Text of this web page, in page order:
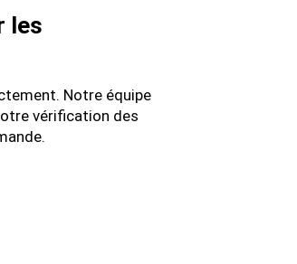
les
Notre équipe
vérification des